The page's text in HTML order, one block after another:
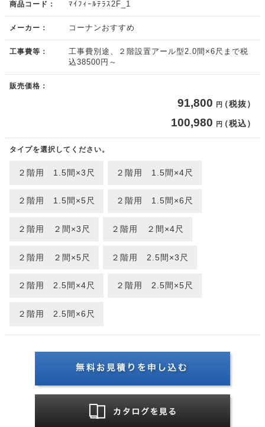
商品コード： ﾏｲﾌｨｰﾙﾃﾗｽ2F_1
メーカー： コーナンおすすめ
工事費等：
工事費別途、２階設置アール型2.0間×6尺まで税
込38500円～
販売価格：
91,800 円（税抜）
100,980 円（税込）
タイプを選択してください。
２階用 1.5間×3尺 ２階用 1.5間×4尺
２階用 1.5間×5尺 ２階用 1.5間×6尺
２階用 ２間×3尺 ２階用 ２間×4尺
２階用 ２間×5尺 ２階用 2.5間×3尺
２階用 2.5間×4尺 ２階用 2.5間×5尺
２階用 2.5間×6尺